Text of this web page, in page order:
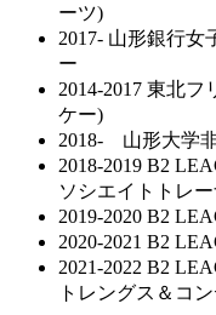
ーツ)
2017- 山形銀行女
ー
2014-2017 東北
ケー)
2018- 山形大学
2018-2019 B2
ソシエイトトレ
2019-2020 B2
2020-2021 B2
2021-2022 B2
トレングス＆コ